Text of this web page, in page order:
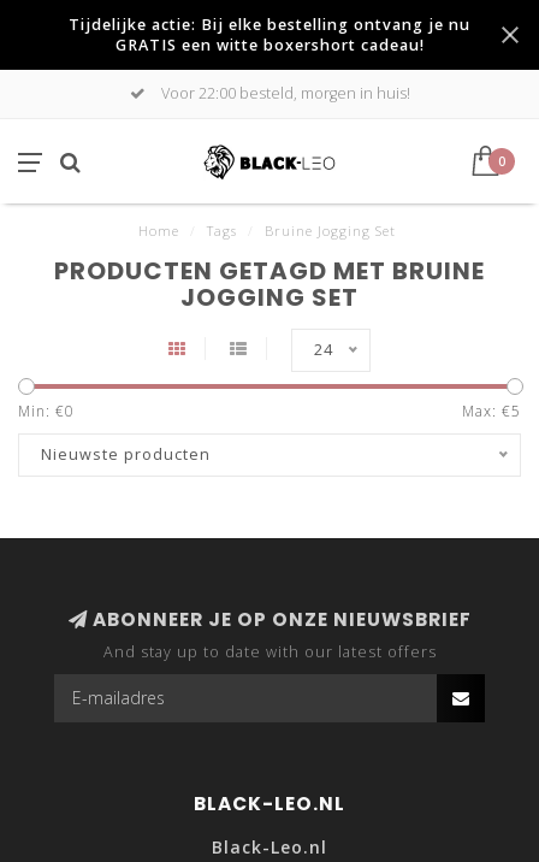
Tijdelijke actie: Bij elke bestelling ontvang je nu
GRATIS een witte boxershort cadeau!
Voor 22:00 besteld, morgen in huis!
0
Home Tags Bruine Jogging Set
PRODUCTEN GETAGD MET BRUINE
JOGGING SET
24
Min: €0 Max: €5
Nieuwste producten
ABONNEER JE OP ONZE NIEUWSBRIEF
And stay up to date with our latest offers
BLACK-LEO.NL
Black-Leo.nl